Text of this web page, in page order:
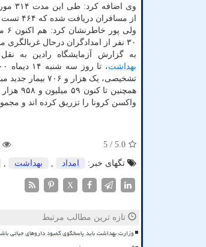
از مسافران دریافت شده که ۴۶۴ تست را شامل می شود.
۳۰ نفر از امدادگران درحال غربالگری مسافران هستند.
به گزارش آزمایشگاه رادین به
بهداشت
تشخیصی، یک هزار و ۷۰۶ بیمار جدید مبتلا به کووید۱۹ در کشور شناسایی شد که ۳۵۸ نفر از آنها بستری شدند.
واکسن کرونا را تزریق کرده اند و مجموع واکسن های تزریق
5.0
/ 5
تگهای خبر:
امداد بهداشت
X
تازه ترین مطالب مرتبط
وزارت بهداشت باید پاسخگوی کمبود داروهای حیاتی